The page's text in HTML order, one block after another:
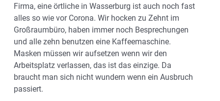
Firma, eine örtliche in Wasserburg ist auch noch fast
alles so wie vor Corona. Wir hocken zu Zehnt im
Großraumbüro, haben immer noch Besprechungen
und alle zehn benutzen eine Kaffeemaschine.
Masken müssen wir aufsetzen wenn wir den
Arbeitsplatz verlassen, das ist das einzige. Da
braucht man sich nicht wundern wenn ein Ausbruch
passiert.